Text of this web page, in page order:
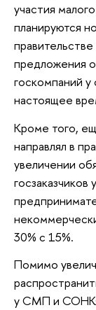
участия
планируются
предложения
госкомпаний
настоящее
Кроме того,
направлял в
увеличении
госзаказчиков
30% с 15%.
Помимо
у СМП и